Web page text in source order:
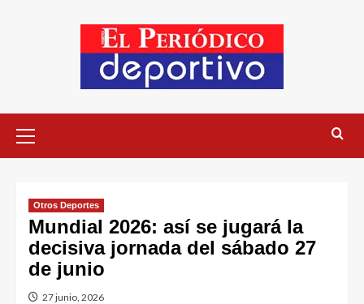
Otros Deportes
Mundial 2026: así se jugará la
decisiva jornada del sábado 27
de junio
27 junio, 2026